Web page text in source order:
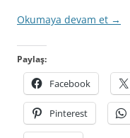
Okumaya devam et →
Paylaş:
Facebook
Pinterest